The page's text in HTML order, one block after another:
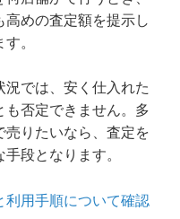
めの査定額を提示し
。
況では、安く仕入れた
も否定できません。多
売りたいなら、査定を
段となります。
利用手順について確認